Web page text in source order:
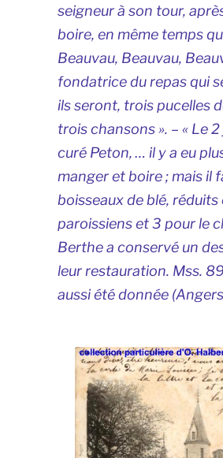
seigneur à son tour,
boire, en même temps
Beauvau, Beauvau,
fondatrice du repas qui
ils seront, trois pucelles
trois chansons ». – « Le
curé Peton, … il y a eu
manger et boire ; mais il
boisseaux de blé,
paroissiens et 3 pour le
Berthe a conservé un
leur restauration. Mss.
aussi été donnée